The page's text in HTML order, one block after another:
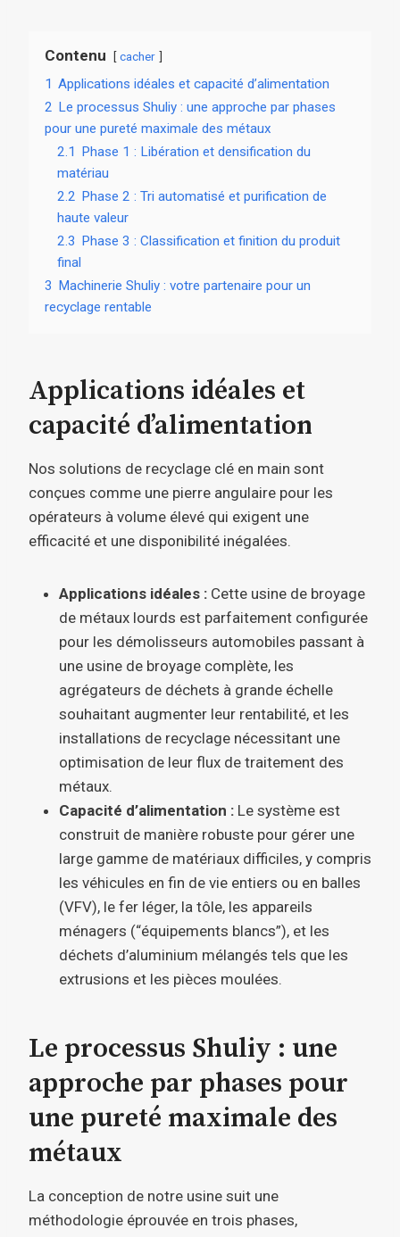
Contenu cacher
1 Applications idéales et capacité d’alimentation
2 Le processus Shuliy : une approche par phases
pour une pureté maximale des métaux
2.1 Phase 1 : Libération et densification du
matériau
2.2 Phase 2 : Tri automatisé et purification de
haute valeur
2.3 Phase 3 : Classification et finition du produit
final
3 Machinerie Shuliy : votre partenaire pour un
recyclage rentable
Applications idéales et
capacité d’alimentation
Nos solutions de recyclage clé en main sont
conçues comme une pierre angulaire pour les
opérateurs à volume élevé qui exigent une
efficacité et une disponibilité inégalées.
Applications idéales : Cette usine de broyage
de métaux lourds est parfaitement configurée
pour les démolisseurs automobiles passant à
une usine de broyage complète, les
agrégateurs de déchets à grande échelle
souhaitant augmenter leur rentabilité, et les
installations de recyclage nécessitant une
optimisation de leur flux de traitement des
métaux.
Capacité d’alimentation : Le système est
construit de manière robuste pour gérer une
large gamme de matériaux difficiles, y compris
les véhicules en fin de vie entiers ou en balles
(VFV), le fer léger, la tôle, les appareils
ménagers (“équipements blancs”), et les
déchets d’aluminium mélangés tels que les
extrusions et les pièces moulées.
Le processus Shuliy : une
approche par phases pour
une pureté maximale des
métaux
La conception de notre usine suit une
méthodologie éprouvée en trois phases,